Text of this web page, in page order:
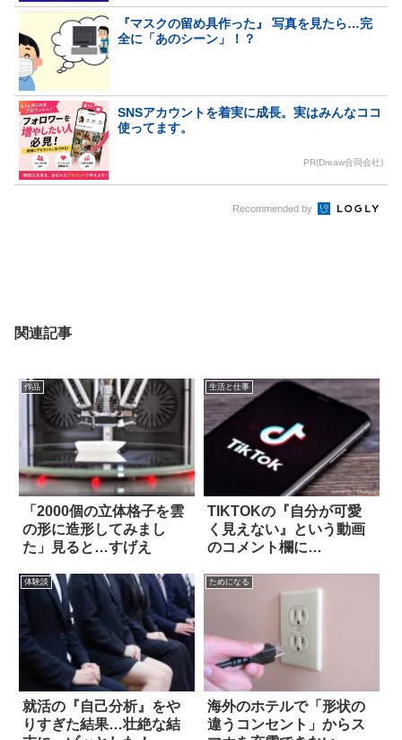
『マスクの留め具作った』 写真を見たら…完
全に「あのシーン」！？
SNSアカウントを着実に成長。実はみんなココ
使ってます。
PR(Dreaw合同会社)
Recommended by
関連記事
作品
「2000個の立体格子を雲
の形に造形してみまし
た」見ると…すげえ
生活と仕事
TIKTOKの『自分が可愛
く見えない』という動画
のコメント欄に…
体験談
就活の『自己分析』をや
りすぎた結果…壮絶な結
ためになる
海外のホテルで「形状の
違うコンセント」からス